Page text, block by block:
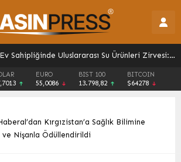
Elazığ Ev Sahipliğinde Uluslararası Su Ürünleri Zirvesi: Yeni İş Birlikleri ve Yatırımlar İçin Önemli Adım
EURO
55,0086
BIST 100
13.798,82
BITCOIN
$64278
Kırgızistan’a Sağlık Bilimine
ve Nişanla Ödüllendirildi